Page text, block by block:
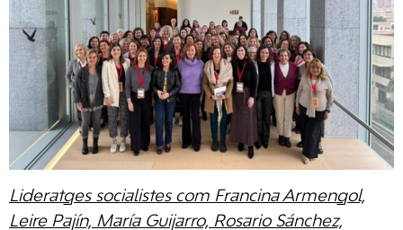
Lideratges socialistes com Francina Armengol,
Leire Pajín, María Guijarro, Rosario Sánchez,